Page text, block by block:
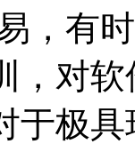
，有
，对
于极